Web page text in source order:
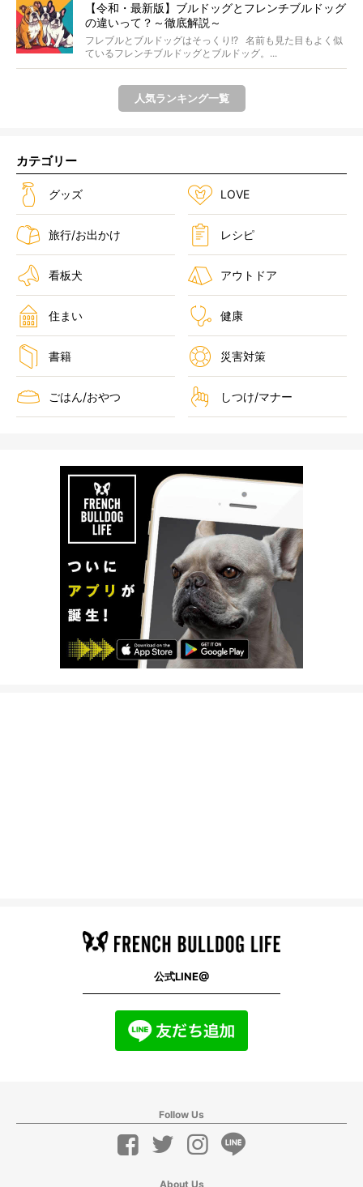
【令和・最新版】ブルドッグとフレンチブルドッグ
の違いって？～徹底解説～
フレブルとブルドッグはそっくり!? 名前も見た目もよく似
ているフレンチブルドッグとブルドッグ。...
人気ランキング一覧
カテゴリー
グッズ LOVE
旅行/お出かけ レシピ
看板犬 アウトドア
住まい 健康
書籍 災害対策
ごはん/おやつ しつけ/マナー
公式LINE@
Follow Us
About Us